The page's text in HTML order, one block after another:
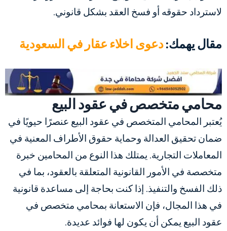
لاسترداد حقوقه أو فسخ العقد بشكل قانوني.
مقال يهمك:دعوى اخلاء عقار في السعودية
محامي متخصص في عقود البيع
يُعتبر المحامي المتخصص في عقود البيع عنصرًا حيويًا في
ضمان تحقيق العدالة وحماية حقوق الأطراف المعنية في
المعاملات التجارية. يمتلك هذا النوع من المحامين خبرة
متخصصة في الأمور القانونية المتعلقة بالعقود، بما في
ذلك الفسخ والتنفيذ. إذا كنت بحاجة إلى مساعدة قانونية
في هذا المجال، فإن الاستعانة بمحامي متخصص في
عقود البيع يمكن أن يكون لها فوائد عديدة.